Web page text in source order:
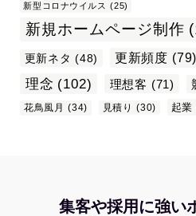
新型コロナウイルス (25)
新規ホームページ制作
更新ネタ (48) 更新頻度 (79)
理念 (102) 理想客 (71)
花鳥風月 (34) 見積り (30) 起業
集客や採用に強い